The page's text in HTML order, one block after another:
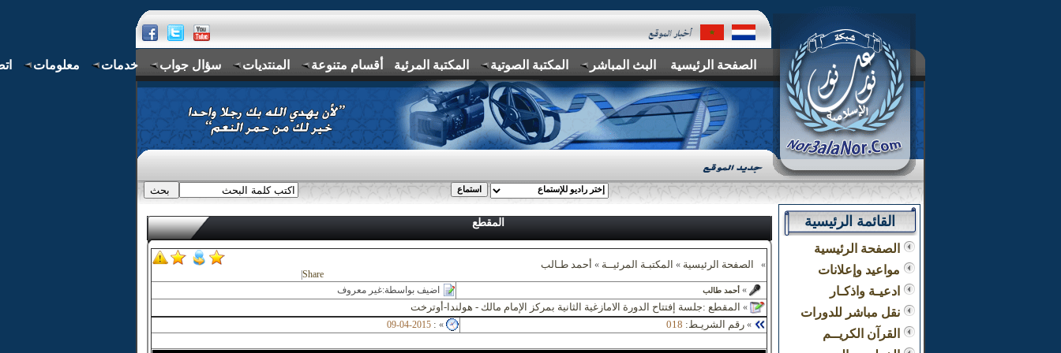
معلومات خدمات سؤال جواب المنتديات أقسام متنوعة المكتبة المرئية المكتبة الصوتية البث المباشر الصفحة الرئيسية
المقطع
» الصفحة الرئيسية » المكتبـة المرئيــة » أحمد طـالب
Share
|
» أحمد طالب اضيف بواسطة:
»
المقطع :جلسة إفتتاح الدورة الامازغية الثانية بمركز الإمام مالك - هولندا-أوترخت
»رقم الشريـط: 018
»
:
09-04-2015
القائمة الرئيسية
الصفحة الرئيسية
مواعيد وإعلانات
ادعيـة واذكـار
نقل مباشر للدورات
القرآن الكريــم